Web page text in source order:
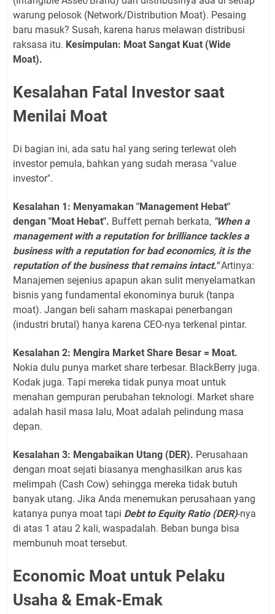
warung pelosok (Network/Distribution Moat). Pesaing
baru masuk? Susah, karena harus melawan distribusi
raksasa itu. Kesimpulan: Moat Sangat Kuat (Wide
Moat).
Kesalahan Fatal Investor saat
Menilai Moat
Di bagian ini, ada satu hal yang sering terlewat oleh
investor pemula, bahkan yang sudah merasa "value
investor".
Kesalahan 1: Menyamakan "Management Hebat"
dengan "Moat Hebat". Buffett pernah berkata, "When a
management with a reputation for brilliance tackles a
business with a reputation for bad economics, it is the
reputation of the business that remains intact."Artinya:
Manajemen sejenius apapun akan sulit menyelamatkan
bisnis yang fundamental ekonominya buruk (tanpa
moat). Jangan beli saham maskapai penerbangan
(industri brutal) hanya karena CEO-nya terkenal pintar.
Kesalahan 2: Mengira Market Share Besar = Moat.
Nokia dulu punya market share terbesar. BlackBerry juga.
Kodak juga. Tapi mereka tidak punya moat untuk
menahan gempuran perubahan teknologi. Market share
adalah hasil masa lalu, Moat adalah pelindung masa
depan.
Kesalahan 3: Mengabaikan Utang (DER). Perusahaan
dengan moat sejati biasanya menghasilkan arus kas
melimpah (Cash Cow) sehingga mereka tidak butuh
banyak utang. Jika Anda menemukan perusahaan yang
katanya punya moat tapi Debt to Equity Ratio (DER)-nya
di atas 1 atau 2 kali, waspadalah. Beban bunga bisa
membunuh moat tersebut.
Economic Moat untuk Pelaku
Usaha & Emak-Emak